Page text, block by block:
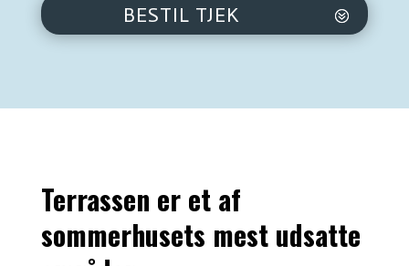
BESTIL TJEK
Terrassen er et af
sommerhusets mest udsatte